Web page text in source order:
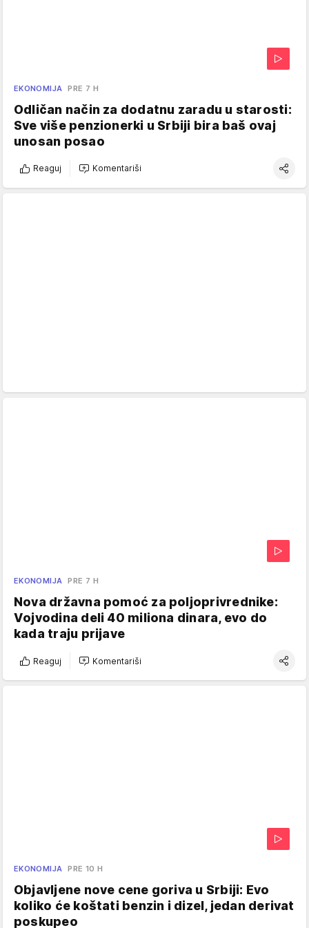
EKONOMIJA PRE 7 H
Odličan način za dodatnu zaradu u starosti:
Sve više penzionerki u Srbiji bira baš ovaj
unosan posao
Reaguj Komentariši
EKONOMIJA PRE 7 H
Nova državna pomoć za poljoprivrednike:
Vojvodina deli 40 miliona dinara, evo do
kada traju prijave
Reaguj Komentariši
EKONOMIJA PRE 10 H
Objavljene nove cene goriva u Srbiji: Evo
koliko će koštati benzin i dizel, jedan derivat
poskupeo